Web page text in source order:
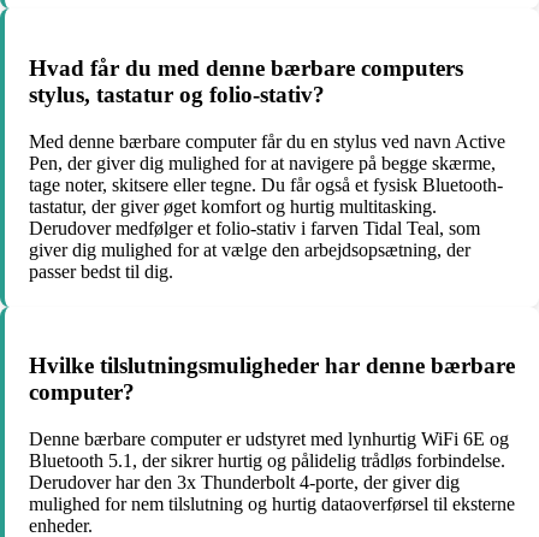
Hvad får du med denne bærbare computers
stylus, tastatur og folio-stativ?
Med denne bærbare computer får du en stylus ved navn Active
Pen, der giver dig mulighed for at navigere på begge skærme,
tage noter, skitsere eller tegne. Du får også et fysisk Bluetooth-
tastatur, der giver øget komfort og hurtig multitasking.
Derudover medfølger et folio-stativ i farven Tidal Teal, som
giver dig mulighed for at vælge den arbejdsopsætning, der
passer bedst til dig.
Hvilke tilslutningsmuligheder har denne bærbare
computer?
Denne bærbare computer er udstyret med lynhurtig WiFi 6E og
Bluetooth 5.1, der sikrer hurtig og pålidelig trådløs forbindelse.
Derudover har den 3x Thunderbolt 4-porte, der giver dig
mulighed for nem tilslutning og hurtig dataoverførsel til eksterne
enheder.